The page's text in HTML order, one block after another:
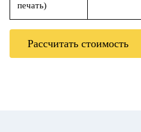
печать)
Рассчитать стоимость